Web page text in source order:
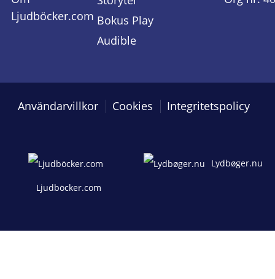
Ljudböcker.com Bokus Play
Audible
Användarvillkor Cookies Integritetspolicy
Ljudböcker.com
Lydbøger.nu